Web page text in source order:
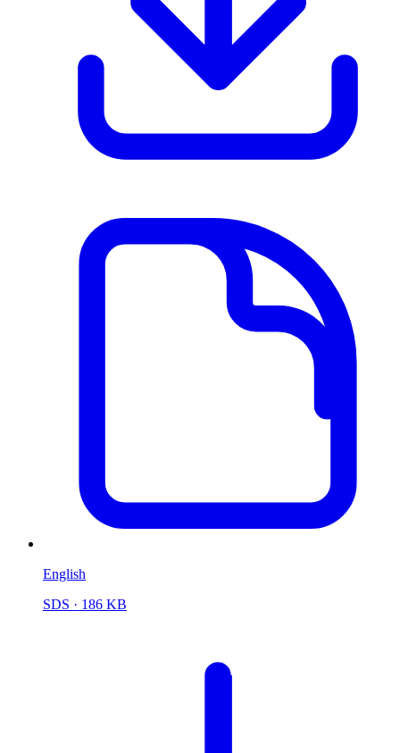
English
SDS · 186 KB